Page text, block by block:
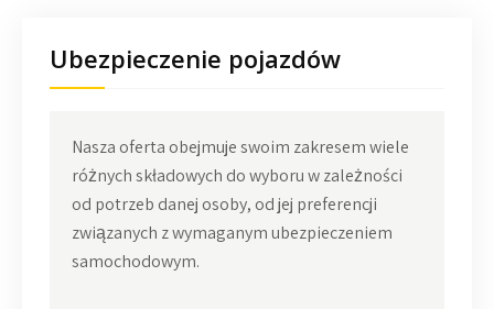
Ubezpieczenie pojazdów
Nasza oferta obejmuje swoim zakresem wiele
różnych składowych do wyboru w zależności
od potrzeb danej osoby, od jej preferencji
związanych z wymaganym ubezpieczeniem
samochodowym.